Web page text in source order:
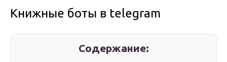
Книжные боты в telegram
Содержание: